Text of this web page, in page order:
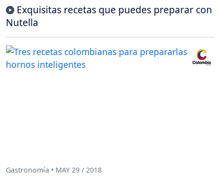
Exquisitas recetas que puedes preparar con
Nutella
Gastronomía • MAY 29 / 2018